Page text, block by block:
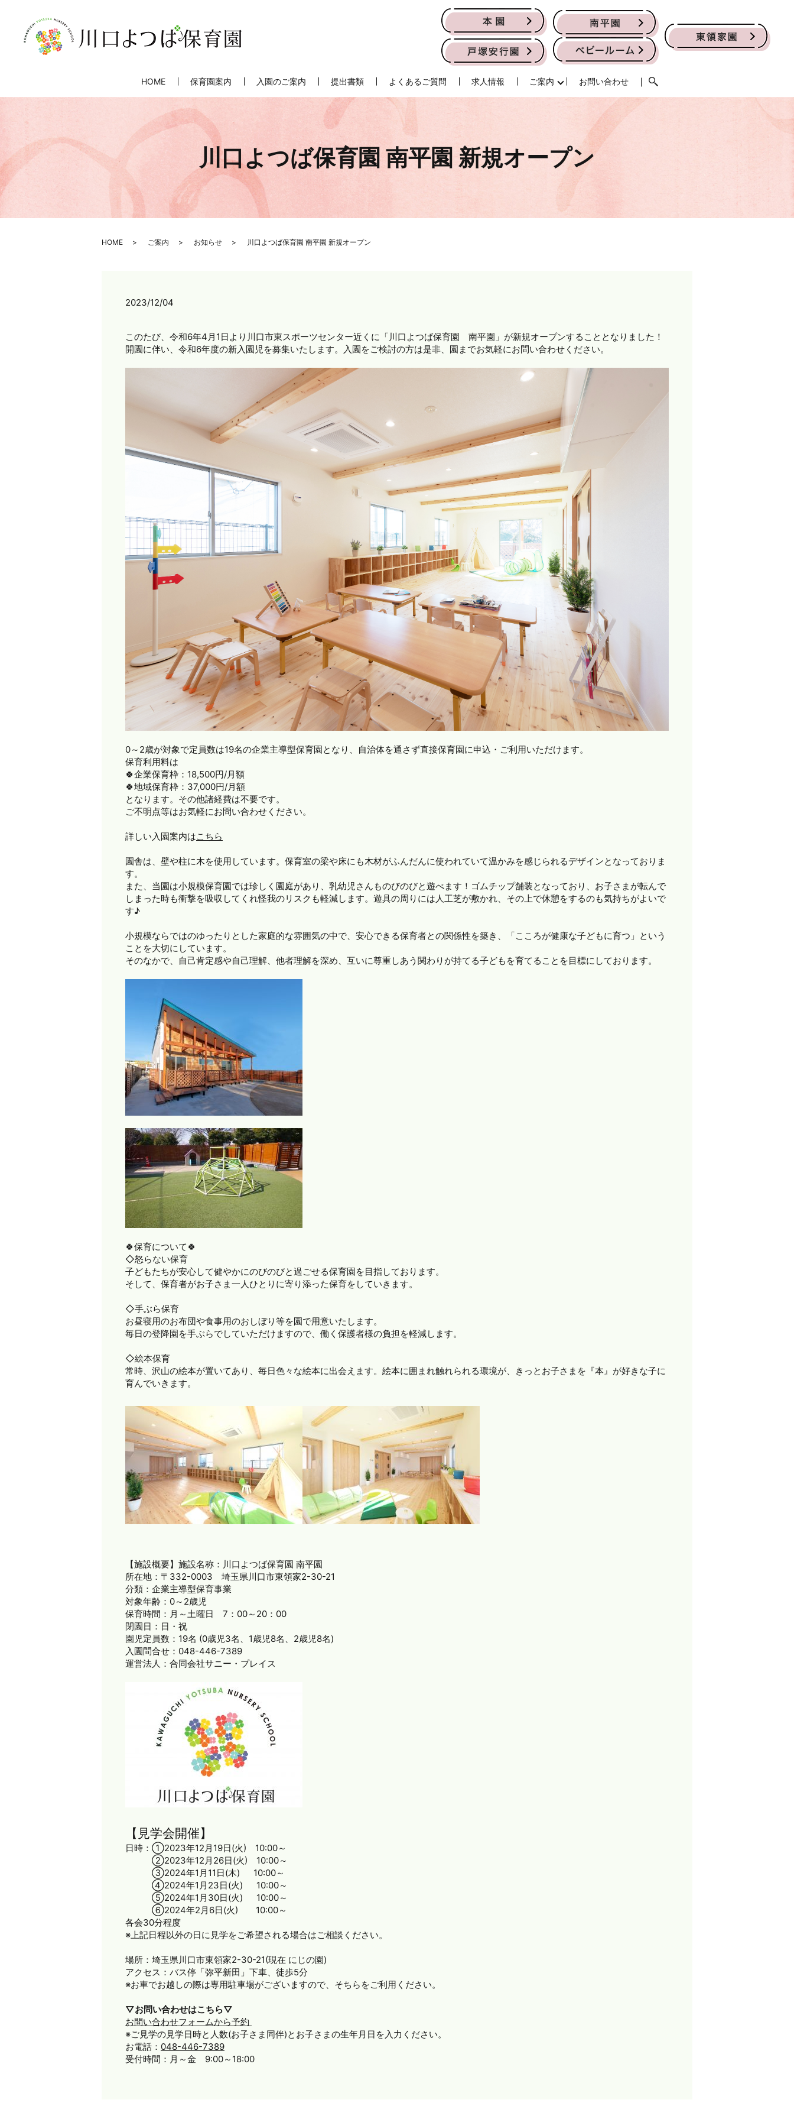
HOME 保育園案内 入園のご案内 提出書類 よくあるご質問 求人情報 ご案内 お問い合わせ
川口よつば保育園 南平園 新規オープン
HOME ご案内 お知らせ 川口よつば保育園 南平園 新規オープン
2023/12/04
このたび、令和6年4月1日より川口市東スポーツセンター近くに「川口よつば保育園 南平園」が新規オープンすることとなりました！
開園に伴い、令和6年度の新入園児を募集いたします。入園をご検討の方は是非、園までお気軽にお問い合わせください。
0～2歳が対象で定員数は19名の企業主導型保育園となり、自治体を通さず直接保育園に申込・ご利用いただけます。
保育利用料は
🍀企業保育枠：18,500円/月額
🍀地域保育枠：37,000円/月額
となります。その他諸経費は不要です。
ご不明点等はお気軽にお問い合わせください。
詳しい入園案内はこちら
園舎は、壁や柱に木を使用しています。保育室の梁や床にも木材がふんだんに使われていて温かみを感じられるデザインとなっておりま
す。
また、当園は小規模保育園では珍しく園庭があり、乳幼児さんものびのびと遊べます！ゴムチップ舗装となっており、お子さまが転んで
しまった時も衝撃を吸収してくれ怪我のリスクも軽減します。遊具の周りには人工芝が敷かれ、その上で休憩をするのも気持ちがよいで
す♪
小規模ならではのゆったりとした家庭的な雰囲気の中で、安心できる保育者との関係性を築き、「こころが健康な子どもに育つ」という
ことを大切にしています。
そのなかで、自己肯定感や自己理解、他者理解を深め、互いに尊重しあう関わりが持てる子どもを育てることを目標にしております。
🍀保育について🍀
◇怒らない保育
子どもたちが安心して健やかにのびのびと過ごせる保育園を目指しております。
そして、保育者がお子さま一人ひとりに寄り添った保育をしていきます。
◇手ぶら保育
お昼寝用のお布団や食事用のおしぼり等を園で用意いたします。
毎日の登降園を手ぶらでしていただけますので、働く保護者様の負担を軽減します。
◇絵本保育
常時、沢山の絵本が置いてあり、毎日色々な絵本に出会えます。絵本に囲まれ触れられる環境が、きっとお子さまを『本』が好きな子に
育んでいきます。
【施設概要】 施設名称：川口よつば保育園 南平園
所在地：〒332-0003 埼玉県川口市東領家2-30-21
分類：企業主導型保育事業
対象年齢：0～2歳児
保育時間：月～土曜日 7：00～20：00
閉園日：日・祝
園児定員数：19名 (0歳児3名、1歳児8名、2歳児8名)
入園問合せ：048-446-7389
運営法人：合同会社サニー・プレイス
【見学会開催】
日時：①2023年12月19日(火) 10:00～
②2023年12月26日(火) 10:00～
③2024年1月11日(木) 10:00～
④2024年1月23日(火) 10:00～
⑤2024年1月30日(火) 10:00～
⑥2024年2月6日(火) 10:00～
各会30分程度
※上記日程以外の日に見学をご希望される場合はご相談ください。
場所：埼玉県川口市東領家2-30-21(現在 にじの園)
アクセス：バス停「弥平新田」下車、徒歩5分
※お車でお越しの際は専用駐車場がございますので、そちらをご利用ください。
▽お問い合わせはこちら▽
お問い合わせフォームから予約
※ご見学の見学日時と人数(お子さま同伴)とお子さまの生年月日を入力ください。
お電話： 048-446-7389
受付時間：月～金 9:00～18:00